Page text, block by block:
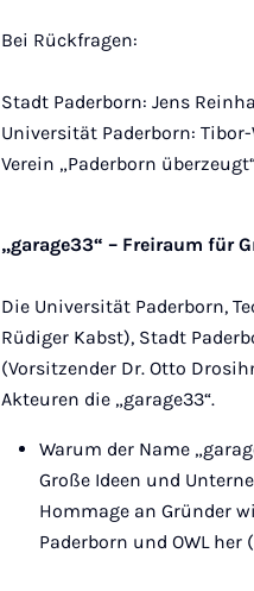
Bei Rückfragen:
Stadt Paderborn: Jens
Universität Paderborn:
Verein „Paderborn
„garage33“ – Freiraum für
Die Universität Paderborn,
Rüdiger Kabst), Stadt
(Vorsitzender Dr. Otto
Akteuren die „garage33“.
Warum der Name
Große Ideen und
Hommage an Gründer
Paderborn und OWL